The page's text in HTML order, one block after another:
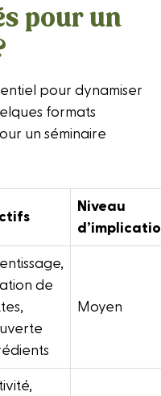
pour un
pour dynamiser
formats
un séminaire
Niveau
de
Moyen